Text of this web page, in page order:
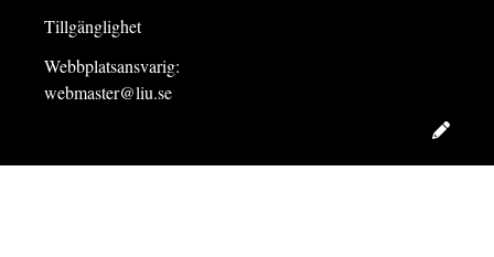
Tillgänglighet
Webbplatsansvarig:
webmaster@liu.se